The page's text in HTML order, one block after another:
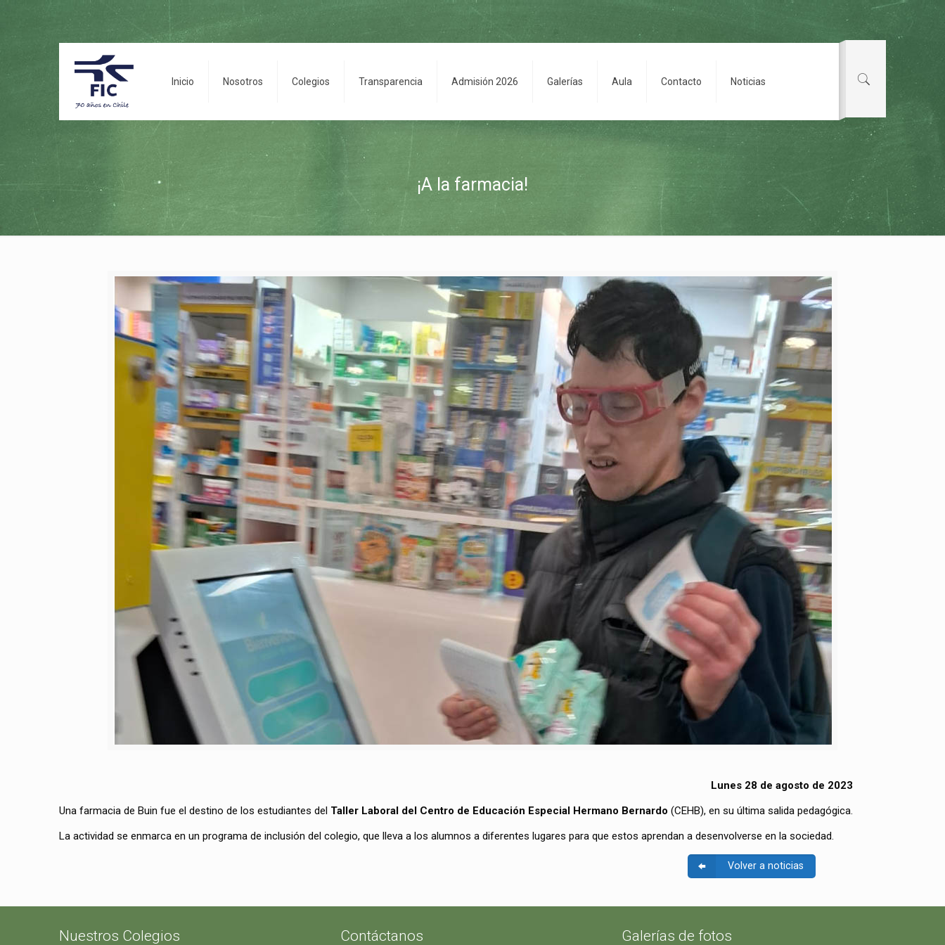
Inicio Nosotros Colegios Transparencia Admisión 2026 Galerías Aula Contacto Noticias
¡A la farmacia!
Lunes 28 de agosto de 2023
Una farmacia de Buin fue el destino de los estudiantes del Taller Laboral del Centro de Educación Especial Hermano Bernardo (CEHB), en su última salida pedagógica.
La actividad se enmarca en un programa de inclusión del colegio, que lleva a los alumnos a diferentes lugares para que estos aprendan a desenvolverse en la sociedad.
Volver a noticias
Nuestros Colegios Contáctanos Galerías de fotos